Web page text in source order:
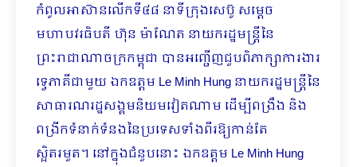
កំពូលអាស៊ានលើកទី៤៨ នាទីក្រុងសេប៊ូ សម្តេច
មហាបវរធិបតី ហ៊ុន ម៉ាណែត នាយករដ្ឋមន្ត្រីនៃ
ព្រះរាជាណាចក្រកម្ពុជា បានអញ្ជើញជួបពិភាក្សាការងារ
ទ្វេភាគីជាមួយ ឯកឧត្តម Le Minh Hung នាយករដ្ឋមន្ត្រីនៃ
សាធារណរដ្ឋសង្គមនិយមវៀតណាម ដើម្បីពង្រឹង និង
ពង្រីកទំនាក់ទំនងនៃប្រទេសទាំងពីរឱ្យកាន់តែ
ស្អិតរមួត។ នៅក្នុងជំនួបនោះ ឯកឧត្តម Le Minh Hung